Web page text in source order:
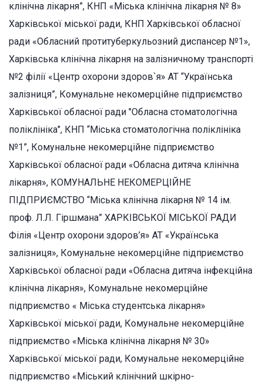
клінічна лікарня”, КНП «Міська клінічна лікарня № 8»
Харківської міської ради, КНП Харківської обласної
ради «Обласний протитуберкульозний диспансер №1»,
Харківська клінічна лікарня на залізничному транспорті
№2 філії «Центр охорони здоров`я» АТ “Українська
залізниця”, Комунальне некомерційне підприємство
Харківської обласної ради "Обласна стоматологічна
поліклініка", КНП “Міська стоматологічна поліклініка
№1”, Комунальне некомерційне підприємство
Харківської обласної ради «Обласна дитяча клінічна
лікарня», КОМУНАЛЬНЕ НЕКОМЕРЦІЙНЕ
ПІДПРИЄМСТВО “Міська клінічна лікарня № 14 ім.
проф. Л.Л. Гіршмана” ХАРКІВСЬКОЇ МІСЬКОЇ РАДИ
Філія «Центр охорони здоров’я» АТ «Українська
залізниця», Комунальне некомерційне підприємство
Харківської обласної ради «Обласна дитяча інфекційна
клінічна лікарня», Комунальне некомерційне
підприємство « Міська студентська лікарня»
Харківської міської ради, Комунальне некомерційне
підприємство «Міська клінічна лікарня № 30»
Харківської міської ради, Комунальне некомерційне
підприємство «Міський клінічний шкірно-